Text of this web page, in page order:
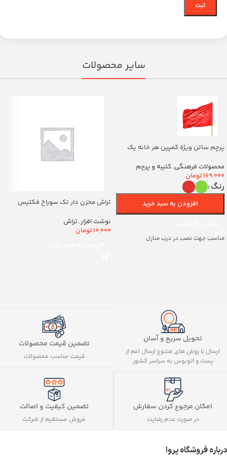
سایر محصولات
پرچم ساتن ویژه کمپین هر خانه یک
(700263)vمحصولات فرهنگی, کتیبه و پرچم
169,000تومان
رنگ
افزودن به سبد خرید
مناسب جهت نصب در درب منازل
تراش مخزن دار تک سوراخ فکتیس
نوشت افزار, تراش
10,000تومان
تحویل سریع و آسان
ارسال با روش های متنوع ارسال اعم از
پست و اتوبوس به سراسر کشور
تضمین قیمت محصولات
قیمت مناسب محصولات
امکان مرجوع کردن سفارش
در صورت عدم رضایت
تضمین کیفیت و اصالت
فروش مستقیم از شرکت
درباره فروشگاه پروا